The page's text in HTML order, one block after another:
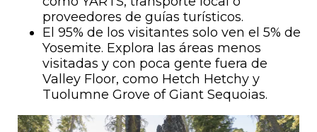
proveedores de guías turísticos.
El 95% de los visitantes solo ven el 5% de
Yosemite. Explora las áreas menos
visitadas y con poca gente fuera de
Valley Floor, como Hetch Hetchy y
Tuolumne Grove of Giant Sequoias.